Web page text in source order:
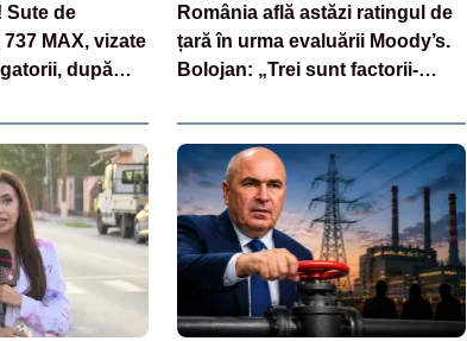
Sute de
MAX, vizate
după
România află astăzi ratingul de
țară în urma evaluării Moody’s.
Bolojan: „Trei sunt factorii-
evaluări”